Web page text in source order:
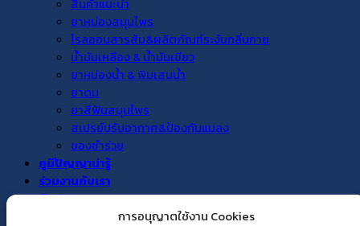
การอนุญาตใช้งาน Cookies
สินค้าแนะนำ
ยาหม่องสมุนไพร
โรลออนสารส้ม&ผลิตภัณฑ์ระงับกลิ่นกาย
น้ำมันเหลือง & น้ำมันเขียว
ยาหม่องน้ำ & พิมเสนน้ำ
ยาดม
ยาสีฟันสมุนไพร
สเปรย์ปรับอากาศ&ป้องกันแมลง
ของชำร่วย
ภูมิปัญญาน่ารู้
ร่วมงานกับเรา
ติดต่อเรา